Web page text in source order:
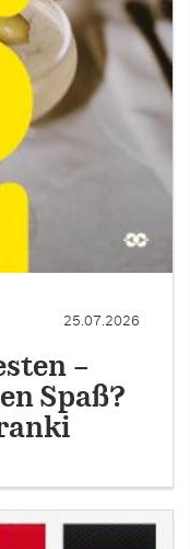
25.07.2026
–
Spaß?